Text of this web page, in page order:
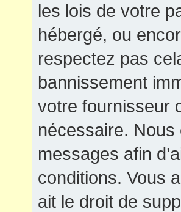
les lois de votre
hébergé, ou
respectez pas
bannissement
votre fournisseur
nécessaire. Nous
messages afin
conditions. Vous
ait le droit de